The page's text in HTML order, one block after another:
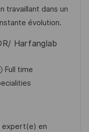
travaillant dans un
évolution.
Harfanglab
Full time
expert(e) en